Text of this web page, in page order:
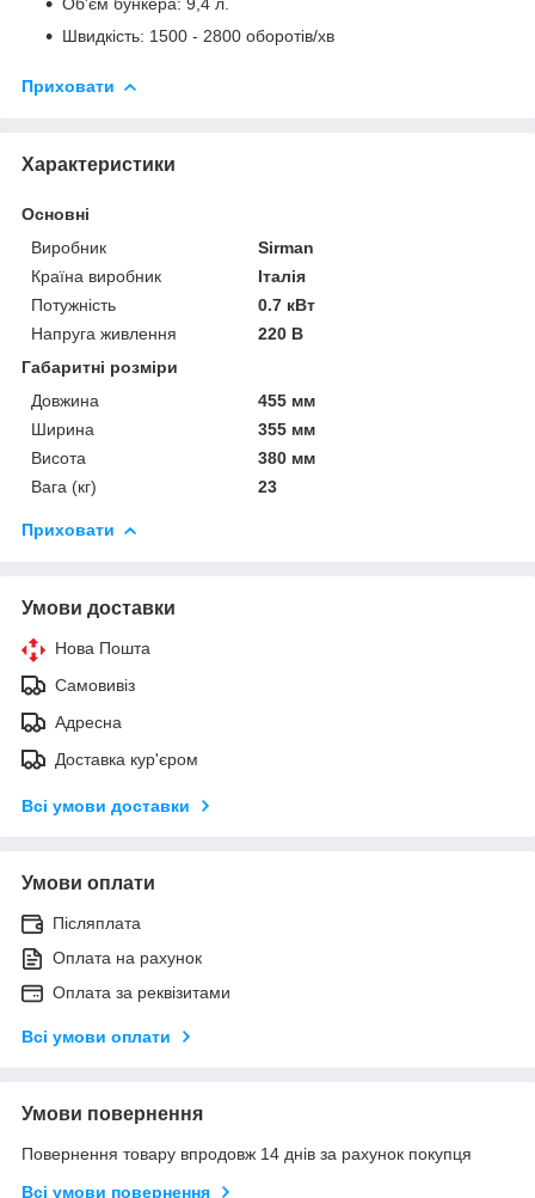
Швидкість: 1500 - 2800 оборотів/хв
Приховати
Характеристики
Основні
Виробник
Sirman
Країна виробник
Італія
Потужність
0.7 кВт
Напруга живлення
220 В
Габаритні розміри
Довжина
455 мм
Ширина
355 мм
Висота
380 мм
Вага (кг)
23
Приховати
Умови доставки
Нова Пошта
Самовивіз
Адресна
Доставка кур'єром
Всі умови доставки
Умови оплати
Післяплата
Оплата на рахунок
Оплата за реквізитами
Всі умови оплати
Умови повернення
Повернення товару впродовж 14 днів за рахунок покупця
Всі умови повернення